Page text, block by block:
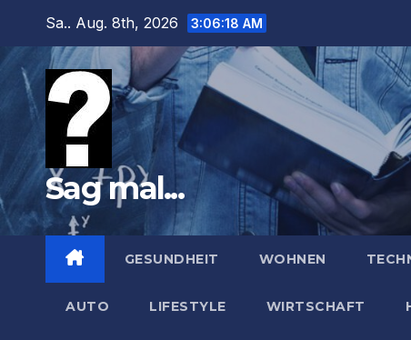
springen
Sa.. Aug. 8th, 2026 3:06:19 AM
Sag mal...
GESUNDHEIT WOHNEN
AUTO LIFESTYLE WIRTSCHAFT